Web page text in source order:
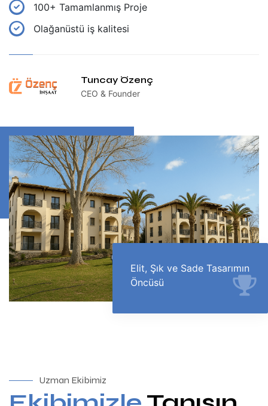
100+ Tamamlanmış Proje
Olağanüstü iş kalitesi
Tuncay Özenç
CEO & Founder
Elit, Şık ve Sade Tasarımın
Öncüsü
Uzman Ekibimiz